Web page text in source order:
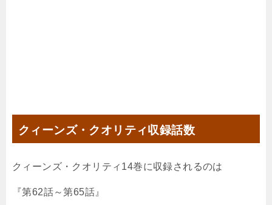
クィーンズ・クオリティ収録話数
クィーンズ・クオリティ14巻に収録されるのは
『第62話～第65話』